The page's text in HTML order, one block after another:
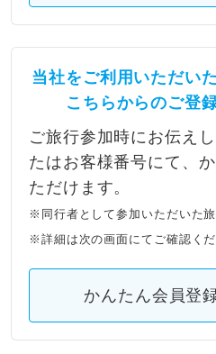
当社をご利用いただい
こちらからのご登
ご旅行参加時にお伝え
たはお客様番号にて、
ただけます。
※同行者として参加いただいた旅
※詳細は次の画面にてご確認くだ
かんたん会員登